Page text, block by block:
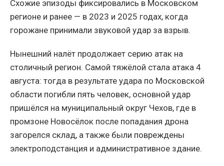
Схожие эпизоды фиксировались в Московском
регионе и ранее — в 2023 и 2025 годах, когда
горожане принимали звуковой удар за взрыв.
Нынешний налёт продолжает серию атак на
столичный регион. Самой тяжёлой стала атака 4
августа: тогда в результате удара по Московской
области погибли пять человек, основной удар
пришёлся на муниципальный округ Чехов, где в
промзоне Новосёлок после попадания дрона
загорелся склад, а также были повреждены
электроподстанция и административное здание.